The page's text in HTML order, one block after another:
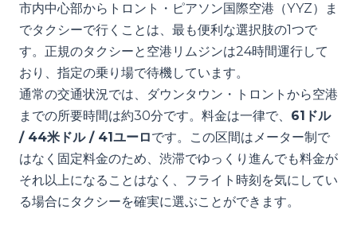
市内中心部からトロント・ピアソン国際空港（YYZ）ま
でタクシーで行くことは、最も便利な選択肢の1つで
す。正規のタクシーと空港リムジンは24時間運行して
おり、指定の乗り場で待機しています。
通常の交通状況では、ダウンタウン・トロントから空港
までの所要時間は約30分です。料金は一律で、 61ドル
/ 44米ドル / 41ユーロです。この区間はメーター制で
はなく固定料金のため、渋滞でゆっくり進んでも料金が
それ以上になることはなく、フライト時刻を気にしてい
る場合にタクシーを確実に選ぶことができます。